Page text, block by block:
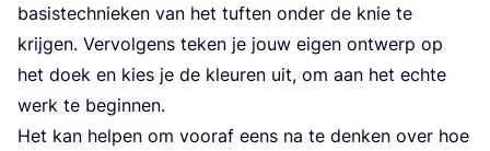
basis­tech­nie­ken van het tuf­ten onder de knie te
krij­gen. Ver­vol­gens teken je jouw eigen ont­werp op
het doek en kies je de kleu­ren uit, om aan het ech­te
werk te beginnen.
Het kan hel­pen om voor­af eens na te den­ken over hoe